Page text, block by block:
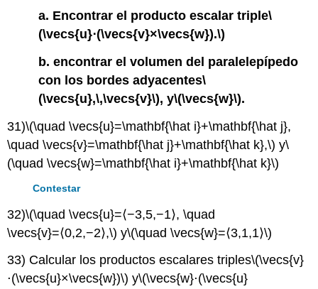
a. Encontrar el producto escalar triple\
(\vecs{u}⋅(\vecs{v}×\vecs{w}).\)
b. encontrar el volumen del paralelepípedo
con los bordes adyacentes\
(\vecs{u},\,\vecs{v}\), y\(\vecs{w}\).
31)\(\quad \vecs{u}=\mathbf{\hat i}+\mathbf{\hat j},
\quad \vecs{v}=\mathbf{\hat j}+\mathbf{\hat k},\) y\
(\quad \vecs{w}=\mathbf{\hat i}+\mathbf{\hat k}\)
Contestar
32)\(\quad \vecs{u}=⟨−3,5,−1⟩, \quad
\vecs{v}=⟨0,2,−2⟩,\) y\(\quad \vecs{w}=⟨3,1,1⟩\)
33) Calcular los productos escalares triples\(\vecs{v}
⋅(\vecs{u}×\vecs{w})\) y\(\vecs{w}⋅(\vecs{u}